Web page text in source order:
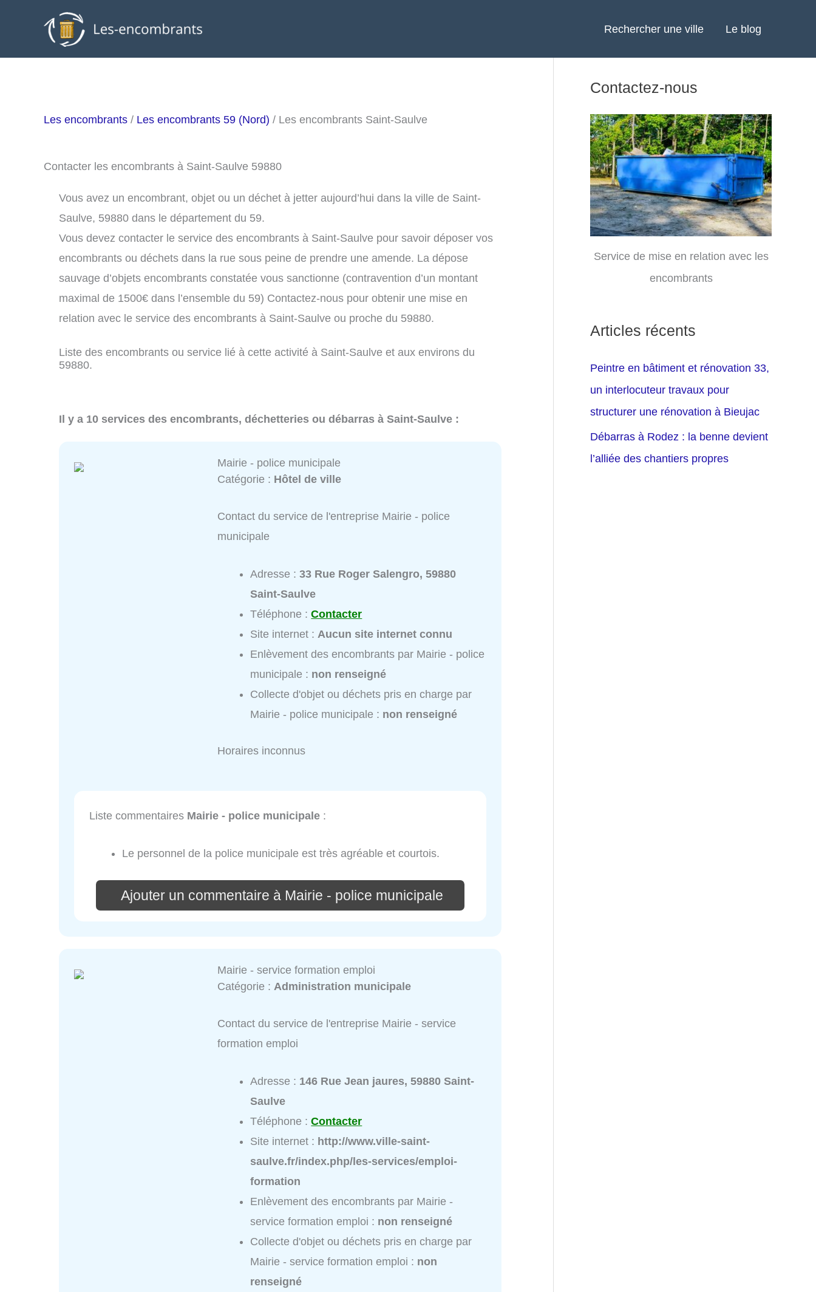
Rechercher une ville Le blog
Les encombrants / Les encombrants 59 (Nord) / Les encombrants Saint-Saulve
Contacter les encombrants à Saint-Saulve 59880
Vous avez un encombrant, objet ou un déchet à jetter aujourd’hui dans la ville de Saint-
Saulve, 59880 dans le département du 59.
Vous devez contacter le service des encombrants à Saint-Saulve pour savoir déposer vos
encombrants ou déchets dans la rue sous peine de prendre une amende. La dépose
sauvage d’objets encombrants constatée vous sanctionne (contravention d’un montant
maximal de 1500€ dans l’ensemble du 59) Contactez-nous pour obtenir une mise en
relation avec le service des encombrants à Saint-Saulve ou proche du 59880.
Liste des encombrants ou service lié à cette activité à Saint-Saulve et aux environs du
59880.
Il y a 10 services des encombrants, déchetteries ou débarras à Saint-Saulve :
Mairie - police municipale
Catégorie : Hôtel de ville
Contact du service de l'entreprise Mairie - police
municipale
Adresse :33 Rue Roger Salengro, 59880
Saint-Saulve
Téléphone :Contacter
Site internet :Aucun site internet connu
Enlèvement des encombrants par Mairie - police
municipale : non renseigné
Collecte d'objet ou déchets pris en charge par
Mairie - police municipale : non renseigné
Horaires inconnus
Liste commentaires Mairie - police municipale :
Le personnel de la police municipale est très agréable et courtois.
Ajouter un commentaire à Mairie - police municipale
Mairie - service formation emploi
Catégorie : Administration municipale
Contact du service de l'entreprise Mairie - service
formation emploi
Adresse : 146 Rue Jean jaures, 59880 Saint-
Saulve
Téléphone :Contacter
Site internet : http://www.ville-saint-
saulve.fr/index.php/les-services/emploi-
formation
Enlèvement des encombrants par Mairie -
service formation emploi : non renseigné
Collecte d'objet ou déchets pris en charge par
Mairie - service formation emploi : non
renseigné
Contactez-nous
Service de mise en relation avec les
encombrants
Articles récents
Peintre en bâtiment et rénovation 33,
un interlocuteur travaux pour
structurer une rénovation à Bieujac
Débarras à Rodez : la benne devient
l’alliée des chantiers propres